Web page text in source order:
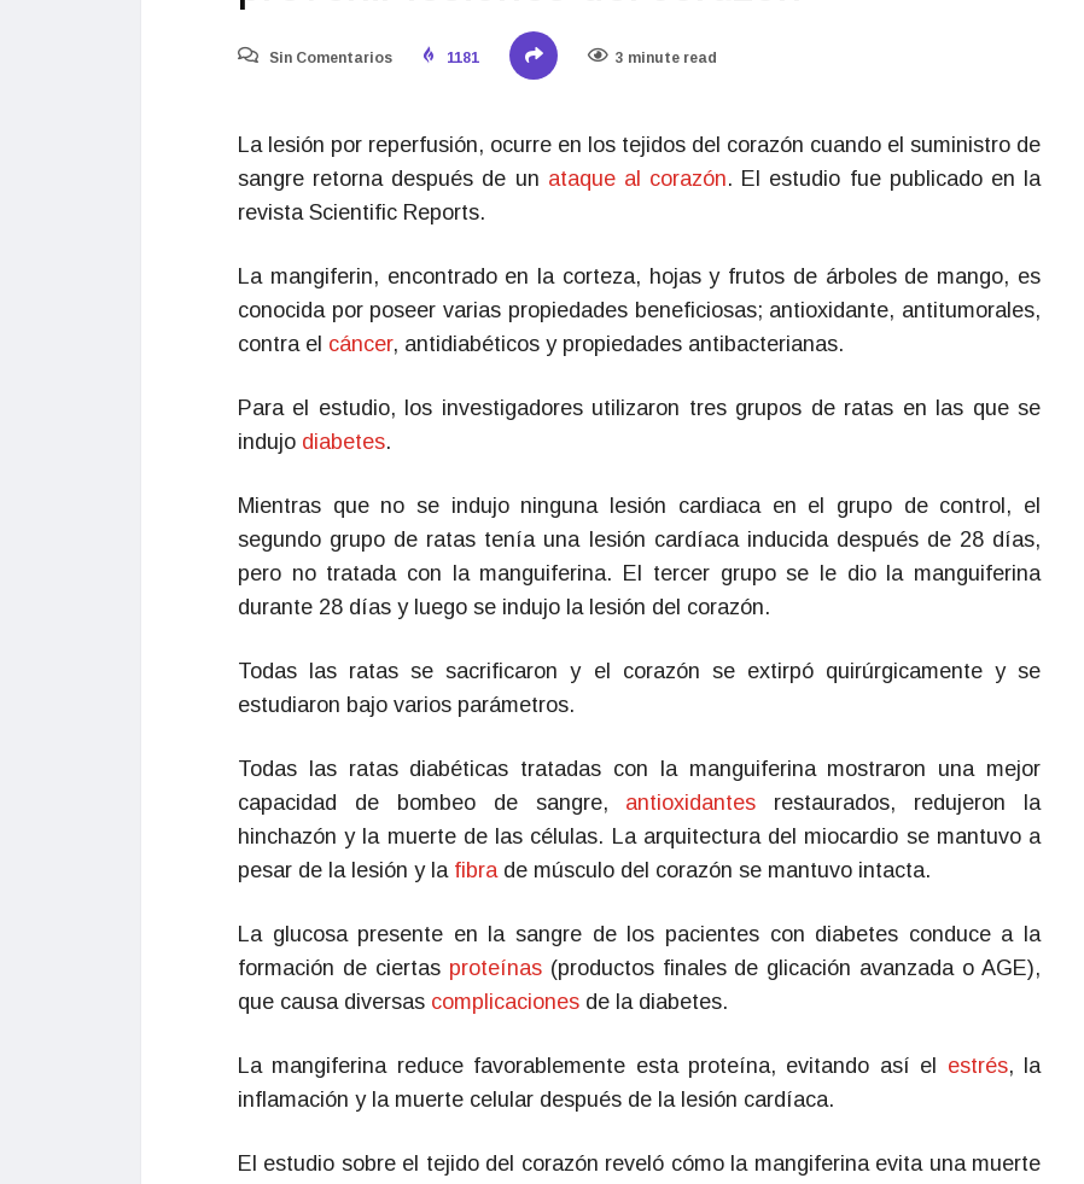
Sin Comentarios 1181 3 minute read
La lesión por reperfusión, ocurre en los tejidos del corazón cuando el suministro de
sangre retorna después de un ataque al corazón. El estudio fue publicado en la
revista Scientific Reports.
La mangiferin, encontrado en la corteza, hojas y frutos de árboles de mango, es
conocida por poseer varias propiedades beneficiosas; antioxidante, antitumorales,
contra el cáncer, antidiabéticos y propiedades antibacterianas.
Para el estudio, los investigadores utilizaron tres grupos de ratas en las que se
indujo diabetes.
Mientras que no se indujo ninguna lesión cardiaca en el grupo de control, el
segundo grupo de ratas tenía una lesión cardíaca inducida después de 28 días,
pero no tratada con la manguiferina. El tercer grupo se le dio la manguiferina
durante 28 días y luego se indujo la lesión del corazón.
Todas las ratas se sacrificaron y el corazón se extirpó quirúrgicamente y se
estudiaron bajo varios parámetros.
Todas las ratas diabéticas tratadas con la manguiferina mostraron una mejor
capacidad de bombeo de sangre, antioxidantes restaurados, redujeron la
hinchazón y la muerte de las células. La arquitectura del miocardio se mantuvo a
pesar de la lesión y la fibra de músculo del corazón se mantuvo intacta.
La glucosa presente en la sangre de los pacientes con diabetes conduce a la
formación de ciertas proteínas (productos finales de glicación avanzada o AGE),
que causa diversas complicaciones de la diabetes.
La mangiferina reduce favorablemente esta proteína, evitando así el estrés, la
inflamación y la muerte celular después de la lesión cardíaca.
El estudio sobre el tejido del corazón reveló cómo la mangiferina evita una muerte